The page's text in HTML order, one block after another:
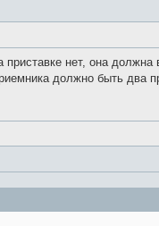
нет, она должна
должно быть два